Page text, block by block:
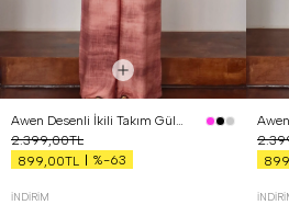
Awen Desenli İkili Takım Gül Kurusu
2.399,00TL
899,00TL
%-63
İNDIRIM